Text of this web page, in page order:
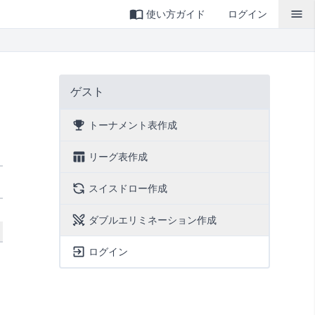
使い方ガイド ログイン
ゲスト
トーナメント表作成
リーグ表作成
スイスドロー作成
ダブルエリミネーション作成
ログイン